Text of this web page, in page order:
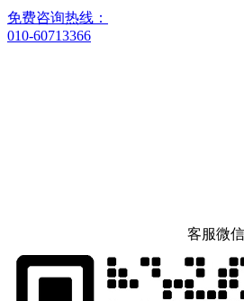
免费咨询热线：
010-60713366
客服微信